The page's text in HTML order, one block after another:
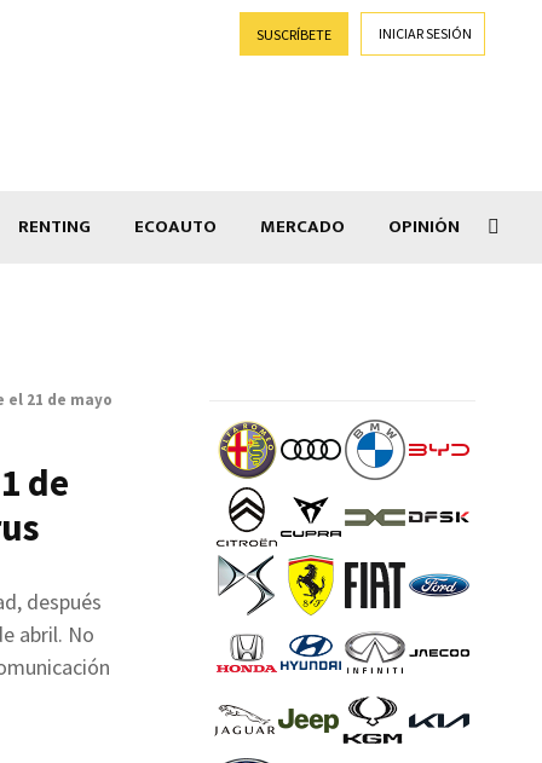
SUSCRÍBETE INICIAR SESIÓN
RENTING ECOAUTO MERCADO OPINIÓN
21 de mayo
de
después
abril. No